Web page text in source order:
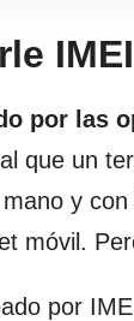
IMEI
por las
que un
y
móvil.
por